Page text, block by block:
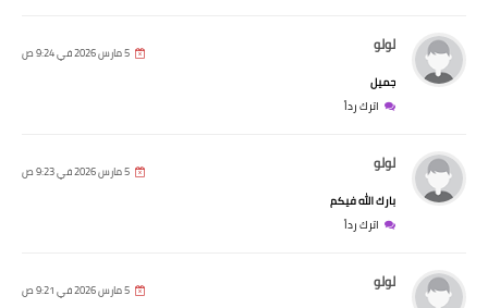
لولو 5 مارس 2026 في 9:24 ص
جميل
اترك رداً
لولو 5 مارس 2026 في 9:23 ص
بارك الله فيكم
اترك رداً
لولو 5 مارس 2026 في 9:21 ص